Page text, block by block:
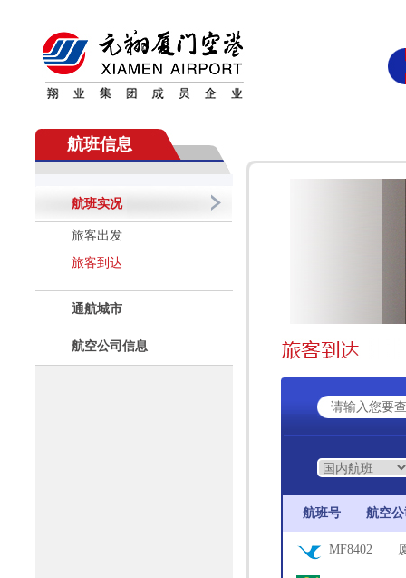
航班信息
航班实况
旅客出发
旅客到达
通航城市
航空公司信息
航班号 航空
MF8402